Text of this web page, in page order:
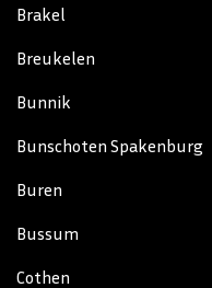
Brakel
Breukelen
Bunnik
Bunschoten Spakenburg
Buren
Bussum
Cothen